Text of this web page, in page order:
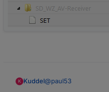
K Kuddel@paul53